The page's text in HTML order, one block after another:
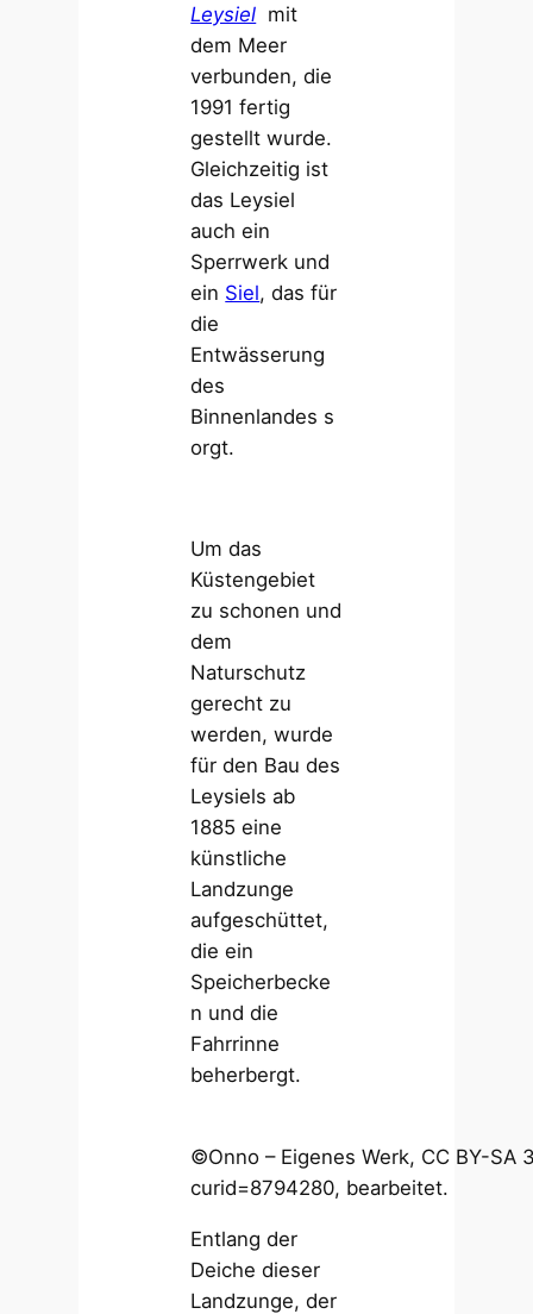
Leysiel mit
dem Meer
verbunden, die
1991 fertig
gestellt wurde.
Gleichzeitig ist
das Leysiel
auch ein
Sperrwerk und
ein Siel, das für
die
Entwässerung
des
Binnenlandes s
orgt.
Um das
Küstengebiet
zu schonen und
dem
Naturschutz
gerecht zu
werden, wurde
für den Bau des
Leysiels ab
1885 eine
künstliche
Landzunge
aufgeschüttet,
die ein
Speicherbecke
n und die
Fahrrinne
beherbergt.
©Onno – Eigenes Werk, CC BY-
curid=8794280, bearbeitet.
Entlang der
Deiche dieser
Landzunge, der